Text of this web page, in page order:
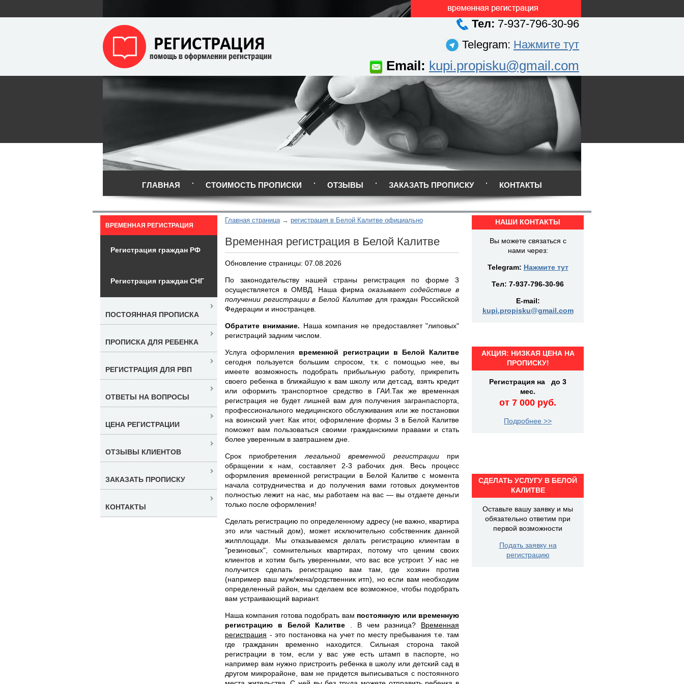
Тел: 7-937-796-30-96
Telegram: Нажмите тут
Email: kupi.propisku@gmail.com
ГЛАВНАЯ СТОИМОСТЬ ПРОПИСКИ ОТЗЫВЫ ЗАКАЗАТЬ ПРОПИСКУ КОНТАКТЫ
Главная страница регистрация в Белой Калитве официально
Временная регистрация в Белой Калитве
Обновление страницы: 07.08.2026
По законодательству нашей страны регистрация по форме 3
осуществляется в ОМВД. Наша фирмаоказывает содействие в
получении регистрации в Белой Калитве для граждан Российской
Федерации и иностранцев.
Обратите внимание. Наша компания не предоставляет "липовых"
регистраций задним числом.
Услуга оформления временной регистрации в Белой Калитве
сегодня пользуется большим спросом, т.к. с помощью нее, вы
имеете возможность подобрать прибыльную работу, прикрепить
своего ребенка в ближайшую к вам школу или дет.сад, взять кредит
или оформить транспортное средство в ГАИ.Так же временная
регистрация не будет лишней вам для получения загранпаспорта,
профессионального медицинского обслуживания или же постановки
на воинский учет. Как итог, оформление формы 3 в Белой Калитве
поможет вам пользоваться своими гражданскими правами и стать
более уверенным в завтрашнем дне.
Срок приобретения легальной временной регистрации при
обращении к нам, составляет 2-3 рабочих дня. Весь процесс
оформления временной регистрации в Белой Калитве с момента
начала сотрудничества и до получения вами готовых документов
полностью лежит на нас, мы работаем на вас — вы отдаете деньги
только после оформления!
Сделать регистрацию по определенному адресу (не важно, квартира
это или частный дом), может исключительно собственник данной
жилплощади. Мы отказываемся делать регистрацию клиентам в
"резиновых", сомнительных квартирах, потому что ценим своих
клиентов и хотим быть уверенными, что вас все устроит. У нас не
получится сделать регистрацию вам там, где хозяин против
(например ваш муж/жена/родственник итп), но если вам необходим
определенный район, мы сделаем все возможное, чтобы подобрать
вам устраивающий вариант.
Наша компания готова подобрать вам постоянную или временную
регистрацию в Белой Калитве
. В чем разница? Временная
регистрация - это постановка на учет по месту пребывания т.е. там
где гражданин временно находится. Сильная сторона такой
регистрации в том, если у вас уже есть штамп в паспорте, но
например вам нужно пристроить ребенка в школу или детский сад в
другом микрорайоне, вам не придется выписываться с постоянного
ВРЕМЕННАЯ РЕГИСТРАЦИЯ
Регистрация граждан РФ
Регистрация граждан СНГ
ПОСТОЯННАЯ ПРОПИСКА
ПРОПИСКА ДЛЯ РЕБЕНКА
РЕГИСТРАЦИЯ ДЛЯ РВП
ОТВЕТЫ НА ВОПРОСЫ
ЦЕНА РЕГИСТРАЦИИ
ОТЗЫВЫ КЛИЕНТОВ
ЗАКАЗАТЬ ПРОПИСКУ
КОНТАКТЫ
НАШИ КОНТАКТЫ
Вы можете связаться с
нами через:
Telegram: Нажмите тут
Тел: 7-937-796-30-96
E-mail:
kupi.propisku@gmail.com
АКЦИЯ: НИЗКАЯ ЦЕНА НА
ПРОПИСКУ!
Регистрация на до 3
мес.
от 7 000 руб.
Подробнее >>
СДЕЛАТЬ УСЛУГУ В БЕЛОЙ
КАЛИТВЕ
Оставьте вашу заявку и мы
обязательно ответим при
первой возможности
Подать заявку на
регистрацию